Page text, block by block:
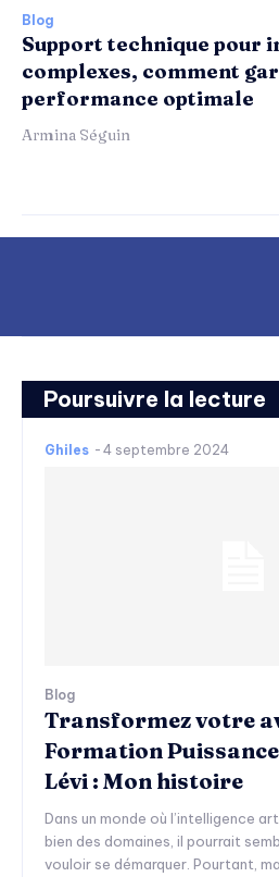
Blog
Support technique pour
complexes, comment
performance optimale
Armina Séguin
Poursuivre la lecture
Ghiles - 4 septembre 2024
Blog
Transformez votre
Formation
Lévi : Mon histoire
Dans un monde où l’intelligence
bien des domaines, il pourrait
vouloir se démarquer. Pourtant,